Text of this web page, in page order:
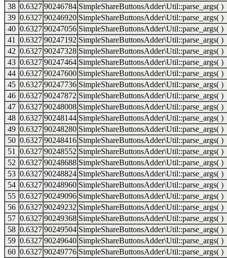
38 0.6327 90246784 SimpleShareButtonsAdder\Util::parse_args( )
39 0.6327 90246920 SimpleShareButtonsAdder\Util::parse_args( )
40 0.6327 90247056 SimpleShareButtonsAdder\Util::parse_args( )
41
0.6327 90247192 SimpleShareButtonsAdder\Util::parse_args( )
42 0.6327 90247328 SimpleShareButtonsAdder\Util::parse_args( )
43 0.6327 90247464 SimpleShareButtonsAdder\Util::parse_args( )
44 0.6327 90247600 SimpleShareButtonsAdder\Util::parse_args( )
45 0.6327 90247736 SimpleShareButtonsAdder\Util::parse_args( )
46 0.6327 90247872 SimpleShareButtonsAdder\Util::parse_args( )
47 0.6327 90248008 SimpleShareButtonsAdder\Util::parse_args( )
48 0.6327 90248144 SimpleShareButtonsAdder\Util::parse_args( )
49 0.6327 90248280 SimpleShareButtonsAdder\Util::parse_args( )
50 0.6327 90248416 SimpleShareButtonsAdder\Util::parse_args( )
51
0.6327 90248552 SimpleShareButtonsAdder\Util::parse_args( )
52 0.6327 90248688 SimpleShareButtonsAdder\Util::parse_args( )
53 0.6327 90248824 SimpleShareButtonsAdder\Util::parse_args( )
54 0.6327 90248960 SimpleShareButtonsAdder\Util::parse_args( )
55 0.6327 90249096 SimpleShareButtonsAdder\Util::parse_args( )
56 0.6327 90249232 SimpleShareButtonsAdder\Util::parse_args( )
57 0.6327 90249368 SimpleShareButtonsAdder\Util::parse_args( )
58 0.6327 90249504 SimpleShareButtonsAdder\Util::parse_args( )
59 0.6327 90249640 SimpleShareButtonsAdder\Util::parse_args( )
60 0.6327 90249776 SimpleShareButtonsAdder\Util::parse_args( )